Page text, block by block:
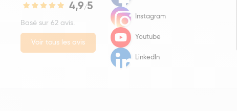
4,9/5
Basé sur 62 avis.
Voir tous les avis
Instagram
Youtube
LinkedIn